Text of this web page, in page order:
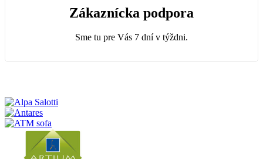
Zákaznícka podpora
Sme tu pre Vás 7 dní v týždni.